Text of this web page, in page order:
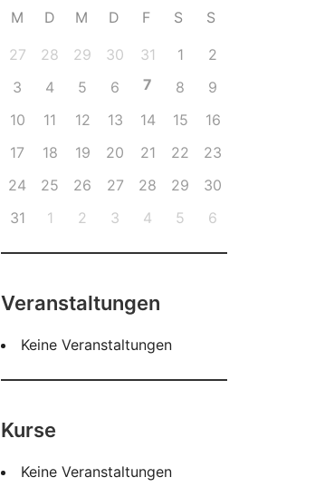
M D M D F S S
27 28 29 30 31 1
2
3
4 5 6 7 8
9
10
11 12 13 14 15
16
17
18 19 20 21 22
23
24
25 26 27 28 29
30
31
1 2 3 4 5 6
Veranstaltungen
Keine Veranstaltungen
Kurse
Keine Veranstaltungen